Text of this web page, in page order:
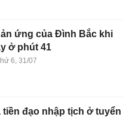
ứng của Đình Bắc khi
ở phút 41
6, 31/07
tiền đạo nhập tịch ở tuyển